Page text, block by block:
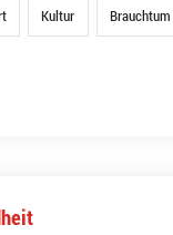
Kultur Brauchtum